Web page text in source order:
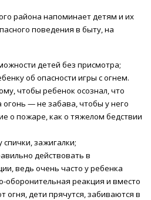
района напоминает детям и их
поведения в быту, на
детей без присмотра;
об опасности игры с огнем.
чтобы ребенок осознал, что
огонь — не забава, чтобы у него
о пожаре, как о тяжелом бедствии
спички, зажигалки;
действовать в
ведь очень часто у ребенка
оборонительная реакция и вместо
огня, дети прячутся, забиваются в